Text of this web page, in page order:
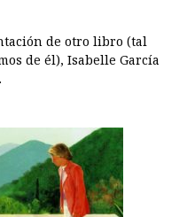
de otro libro (tal
de él), Isabelle García